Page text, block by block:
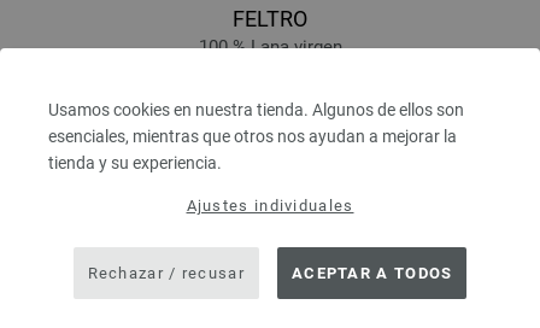
Usamos cookies en nuestra tienda. Algunos de ellos son
esenciales, mientras que otros nos ayudan a mejorar la
tienda y su experiencia.
Ajustes individuales
Rechazar / recusar ACEPTAR A TODOS
FELTRO
100 % Lana virgen
Grosor de las agujas: 8
3,43 $
IVA no incluido, más gastos de envío, Precio base:
prev next